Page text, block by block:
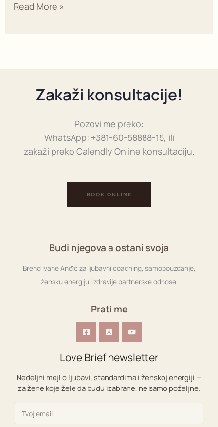
Read More »
Zakaži konsultacije!
Pozovi me preko:
WhatsApp: +381-60-58888-15, ili
zakaži preko Calendly Online konsultaciju.
BOOK ONLINE
Budi njegova a ostani svoja
Brend Ivane Anđić za ljubavni coaching, samopouzdanje,
žensku energiju i zdravije partnerske odnose.
Prati me
Love Brief newsletter
Nedeljni mejl o ljubavi, standardima i ženskoj energiji —
za žene koje žele da budu izabrane, ne samo poželjne.